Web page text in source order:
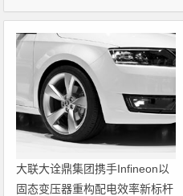
大联大诠鼎集团携手Infineon以
固态变压器重构配电效率新标杆